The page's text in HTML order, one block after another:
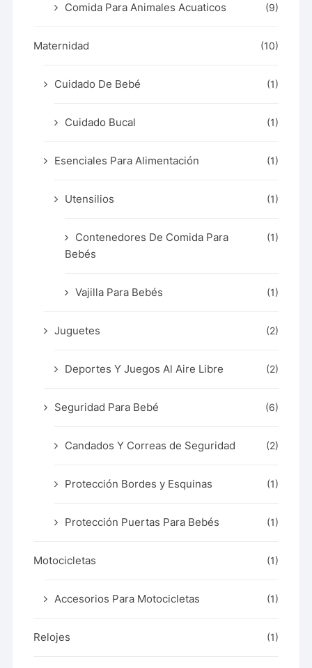
Comida Para Animales Acuaticos (9)
Maternidad (10)
Cuidado De Bebé (1)
Cuidado Bucal (1)
Esenciales Para Alimentación (1)
Utensilios (1)
Contenedores De Comida Para
Bebés
(1)
Vajilla Para Bebés (1)
Juguetes (2)
Deportes Y Juegos Al Aire Libre (2)
Seguridad Para Bebé (6)
Candados Y Correas de Seguridad (2)
Protección Bordes y Esquinas (1)
Protección Puertas Para Bebés (1)
Motocicletas (1)
Accesorios Para Motocicletas (1)
Relojes (1)